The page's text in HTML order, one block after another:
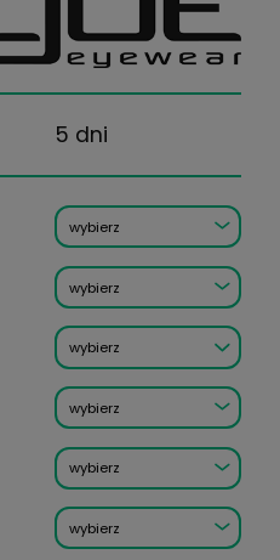
VO5214
(0 Opinii)
5 dni